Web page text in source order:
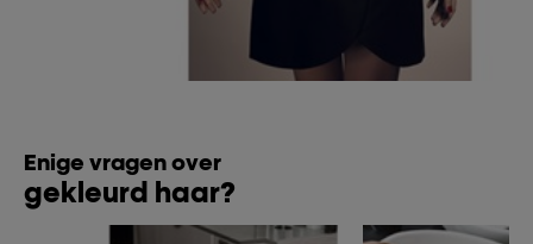
Enige vragen over
gekleurd haar?